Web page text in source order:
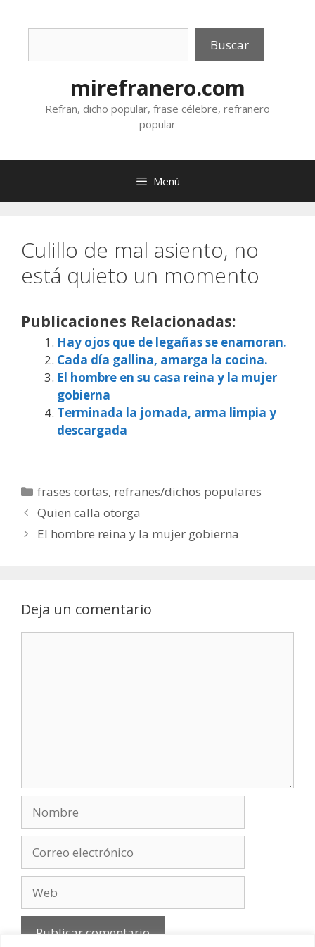
Buscar
mirefranero.com
Refran, dicho popular, frase célebre, refranero
popular
Menú
Culillo de mal asiento, no
está quieto un momento
Publicaciones Relacionadas:
Hay ojos que de legañas se enamoran.
Cada día gallina, amarga la cocina.
El hombre en su casa reina y la mujer
gobierna
Terminada la jornada, arma limpia y
descargada
Categorías
frases cortas, refranes/dichos populares
Quien calla otorga
El hombre reina y la mujer gobierna
Deja un comentario
electrónico